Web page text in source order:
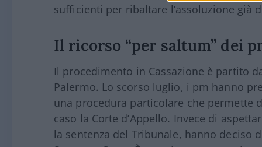
sufficienti per ribaltare l’assoluzione già
Il ricorso “per saltum” dei
Il procedimento in Cassazione è partito
Palermo. Lo scorso luglio, i pm hanno
una procedura particolare che permette
caso la Corte d’Appello. Invece di
la sentenza del Tribunale, hanno deciso